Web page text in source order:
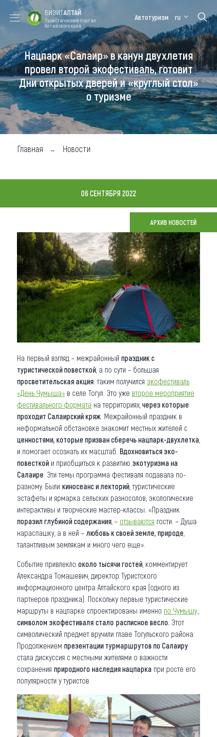
Форум VISIT
ALTAI
Цветение
маральника
Медицинский
форум
Алтайская
зимовка
Туры
Где побывать
Чем заняться
Где остановиться
Что привезти (сувениры)
О регионе
Коллекция впечатлений
Другие рубрики
ВИЗИТАЛТАЙ
Туристический портал
Алтайского края
Автотуризм ru
Нацпарк «Салаир» в канун двухлетия
провел второй экофестиваль, готовит
Дни открытых дверей и «круглый стол»
о туризме
Главная Новости
06 СЕНТЯБРЯ 2022
АРХИВ НОВОСТЕЙ
На первый взгляд – межрайонный праздник с
туристической повесткой , а по сути – большая
просветительская акция: таким получился экофестиваль
«День Чумыша» в селе Тогул. Это уже второе мероприятие
фестивального формата на территориях, через которые
проходит Салаирский кряж . Межрайонный праздник в
неформальной обстановке знакомит местных жителей с
ценностями, которые призван сберечь нацпарк-двухлетка
и помогает осознать их масштаб. Вдохновиться эко-
повесткой и приобщиться к развитию экотуризма на
Салаире . Эти темы программа фестиваля подавала по-
разному. Были киносеанс и лекторий , туристические
эстафеты и ярмарка сельских разносолов, экологические
интерактивы и творческие мастер-классы. «Праздник
поразил глубиной содержания , – отзываются гости. – Душа
нараспашку, а в ней – любовь к своей земле, природе
талантливым землякам и много чего еще».
Событие привлекло около тысячи гостей , комментирует
Александра Томашевич, директор Туристского
информационного центра Алтайского края (одного из
партнеров праздника). Поскольку первые туристические
маршруты в нацпарке спроектированы именно по Чумышу.,
символом экофестиваля стало расписное весло. Этот
символический предмет вручили главе Тогульского района.
Продолжением презентации турмаршрутов по Салаиру
стала дискуссия с местными жителями о важности
сохранения природного наследия нацпарка при росте его
популярности у туристов.